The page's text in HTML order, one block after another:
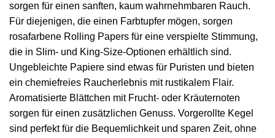
sorgen für einen sanften, kaum wahrnehmbaren Rauch.
Für diejenigen, die einen Farbtupfer mögen, sorgen
rosafarbene Rolling Papers für eine verspielte Stimmung,
die in Slim- und King-Size-Optionen erhältlich sind.
Ungebleichte Papiere sind etwas für Puristen und bieten
ein chemiefreies Raucherlebnis mit rustikalem Flair.
Aromatisierte Blättchen mit Frucht- oder Kräuternoten
sorgen für einen zusätzlichen Genuss. Vorgerollte Kegel
sind perfekt für die Bequemlichkeit und sparen Zeit, ohne